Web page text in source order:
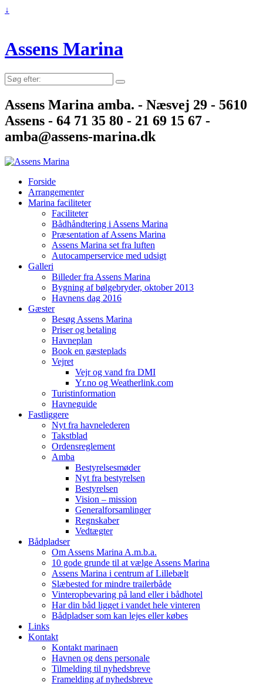
↓
Assens Marina
Søg
efter:
Assens Marina amba. - Næsvej 29 - 5610
Assens - 64 71 35 80 - 21 69 15 67 -
amba@assens-marina.dk
Forside
Arrangementer
Marina faciliteter
Faciliteter
Bådhåndtering i Assens Marina
Præsentation af Assens Marina
Assens Marina set fra luften
Autocamperservice med udsigt
Galleri
Billeder fra Assens Marina
Bygning af bølgebryder, oktober 2013
Havnens dag 2016
Gæster
Besøg Assens Marina
Priser og betaling
Havneplan
Book en gæsteplads
Vejret
Vejr og vand fra DMI
Yr.no og Weatherlink.com
Turistinformation
Havneguide
Fastliggere
Nyt fra havnelederen
Takstblad
Ordensreglement
Amba
Bestyrelsesmøder
Nyt fra bestyrelsen
Bestyrelsen
Vision – mission
Generalforsamlinger
Regnskaber
Vedtægter
Bådpladser
Om Assens Marina A.m.b.a.
10 gode grunde til at vælge Assens Marina
Assens Marina i centrum af Lillebælt
Slæbested for mindre trailerbåde
Vinteropbevaring på land eller i bådhotel
Har din båd ligget i vandet hele vinteren
Bådpladser som kan lejes eller købes
Links
Kontakt
Kontakt marinaen
Havnen og dens personale
Tilmelding til nyhedsbreve
Framelding af nyhedsbreve